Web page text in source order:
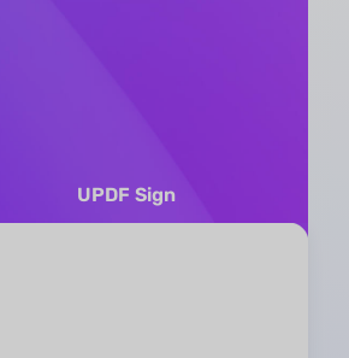
UPDF Sign